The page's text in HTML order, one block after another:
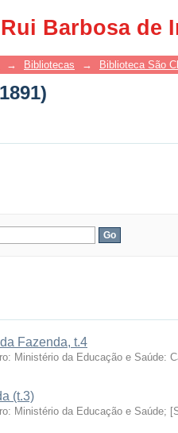
Barbosa de
→ Bibliotecas → Biblioteca São
Fazenda, t.4
Ministério da Educação e Saúde:
(t.3)
Ministério da Educação e Saúde;